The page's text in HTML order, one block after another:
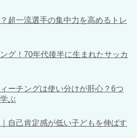
超一流選手の集中力を高めるトレ
グ！70年代後半に生まれたサッカ
ーチングは使い分けが肝心？6つ
ぶ
自己肯定感が低い子どもを伸ばす